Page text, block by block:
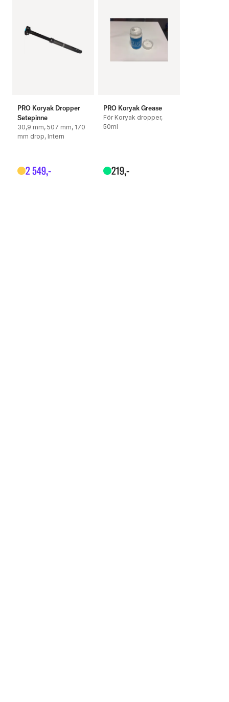
PRO Koryak Dropper
Setepinne
30,9 mm, 507 mm, 170
mm drop, Intern
2549,-
PRO Koryak Grease
För Koryak dropper,
50ml
219,-